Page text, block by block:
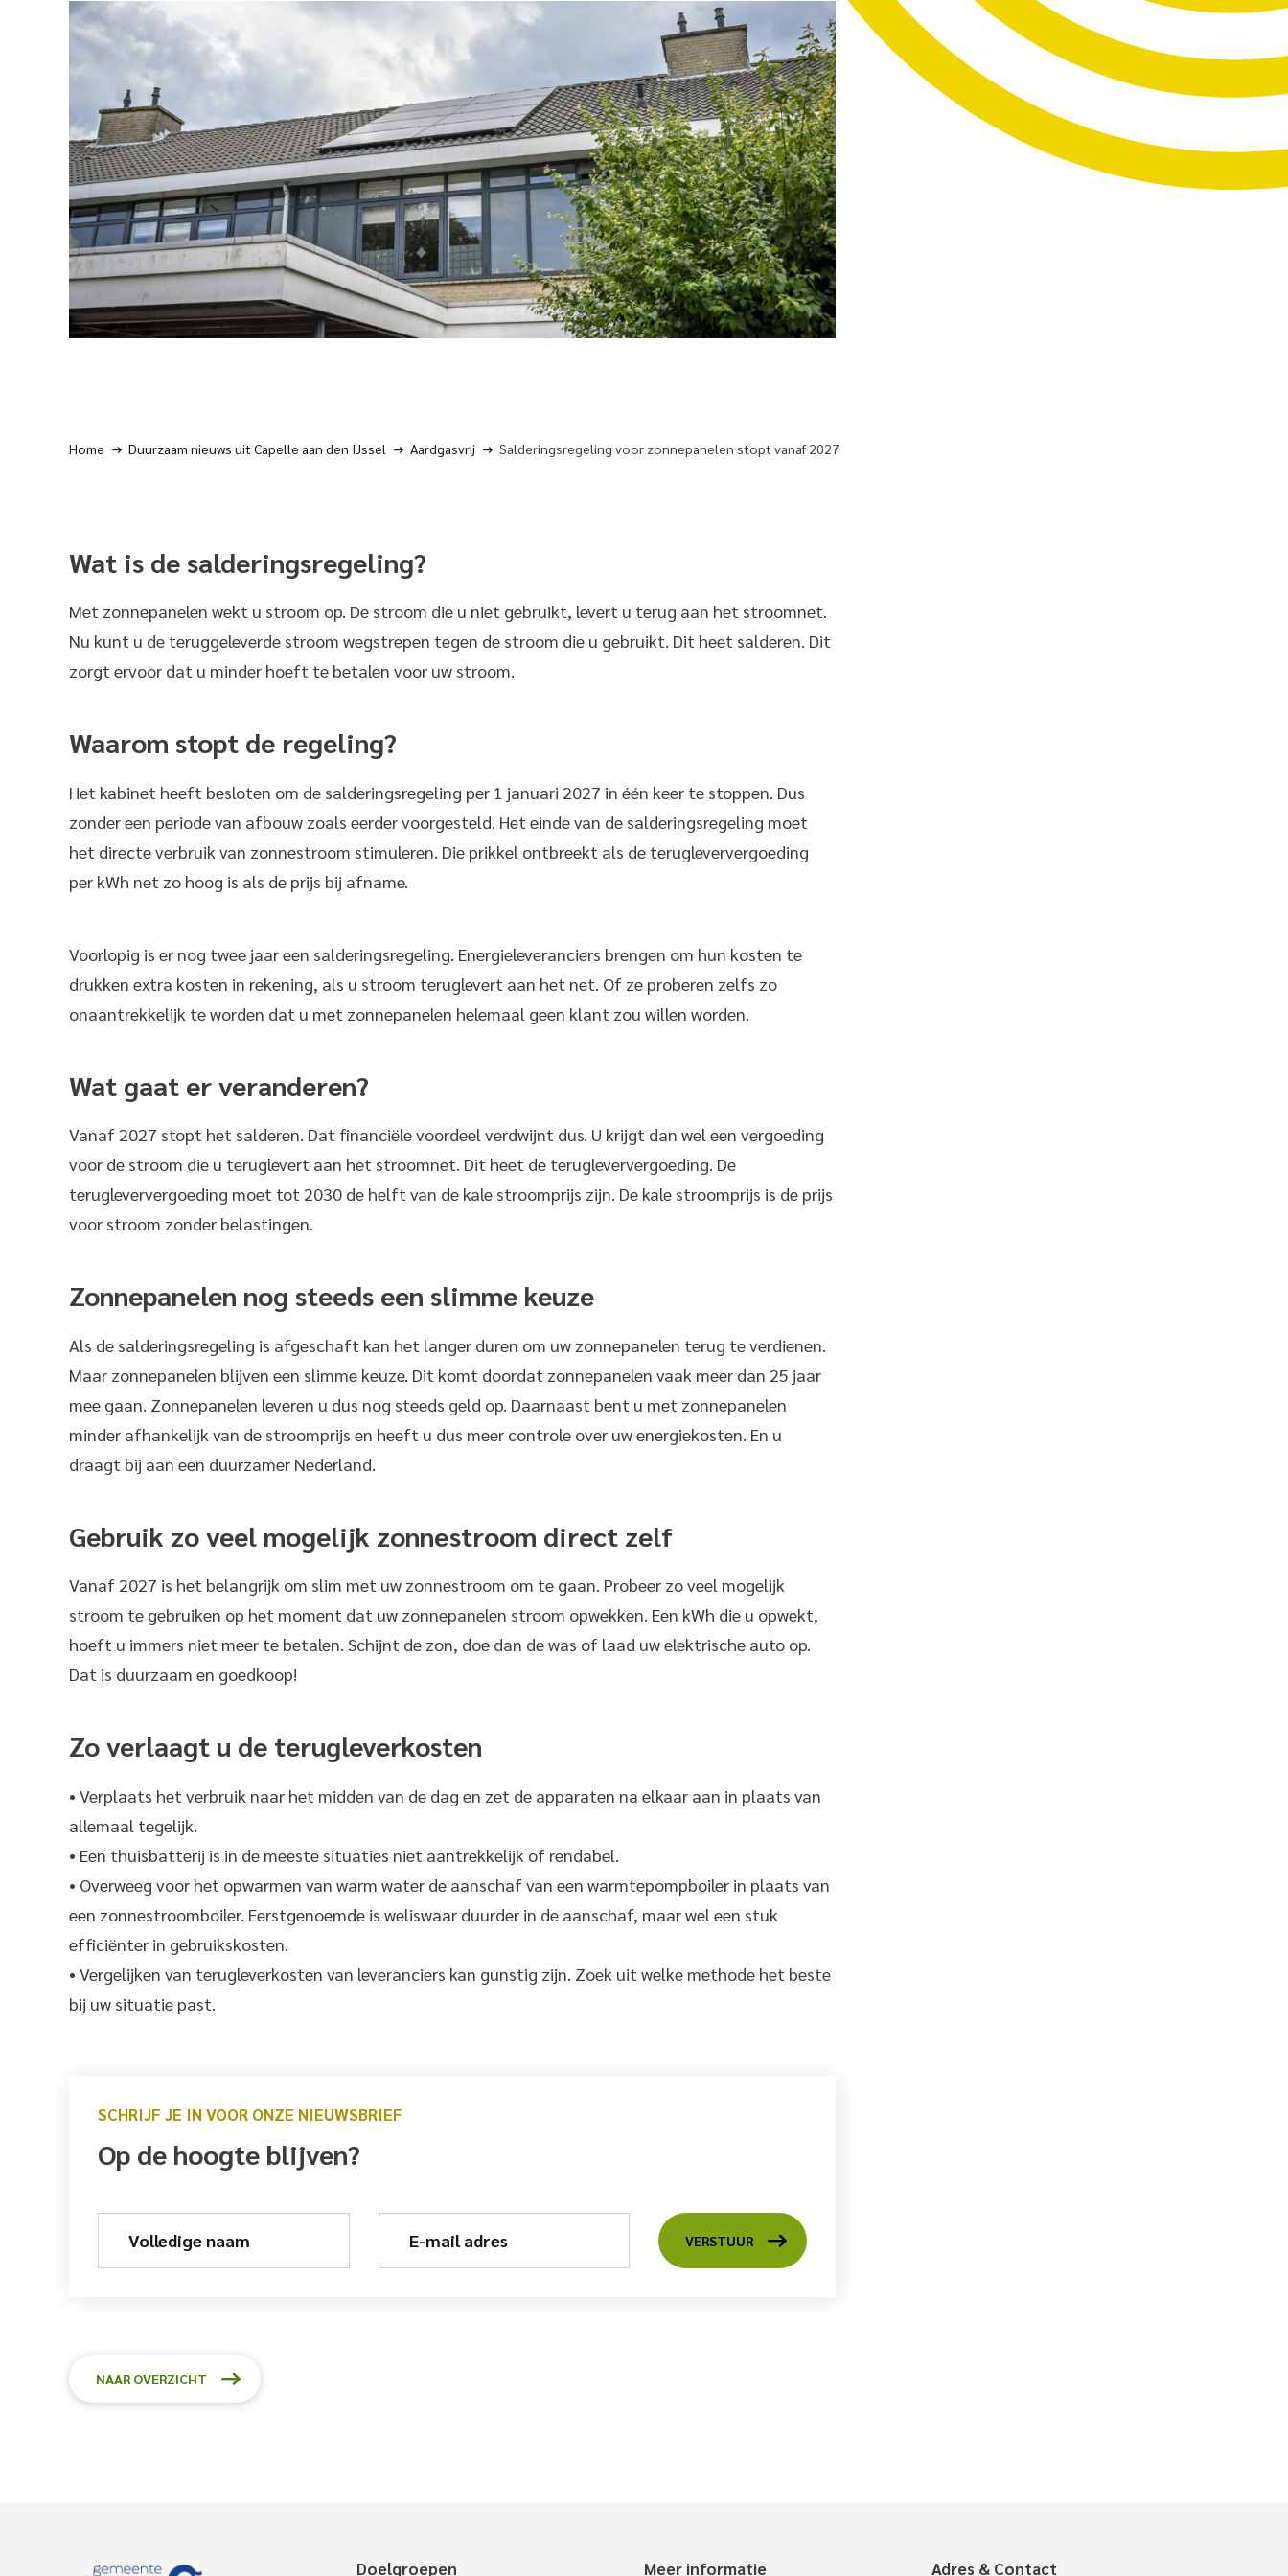
Home Duurzaam nieuws uit Capelle aan den IJssel Aardgasvrij Salderingsregeling voor zonnepanelen stopt vanaf 2027
Wat is de salderingsregeling?
Met zonnepanelen wekt u stroom op. De stroom die u niet gebruikt, levert u terug aan het stroomnet.
Nu kunt u de teruggeleverde stroom wegstrepen tegen de stroom die u gebruikt. Dit heet salderen. Dit
zorgt ervoor dat u minder hoeft te betalen voor uw stroom.
Waarom stopt de regeling?
Het kabinet heeft besloten om de salderingsregeling per 1 januari 2027 in één keer te stoppen. Dus
zonder een periode van afbouw zoals eerder voorgesteld. Het einde van de salderingsregeling moet
het directe verbruik van zonnestroom stimuleren. Die prikkel ontbreekt als de terugleververgoeding
per kWh net zo hoog is als de prijs bij afname.
Voorlopig is er nog twee jaar een salderingsregeling. Energieleveranciers brengen om hun kosten te
drukken extra kosten in rekening, als u stroom teruglevert aan het net. Of ze proberen zelfs zo
onaantrekkelijk te worden dat u met zonnepanelen helemaal geen klant zou willen worden.
Wat gaat er veranderen?
Vanaf 2027 stopt het salderen. Dat financiële voordeel verdwijnt dus. U krijgt dan wel een vergoeding
voor de stroom die u teruglevert aan het stroomnet. Dit heet de terugleververgoeding. De
terugleververgoeding moet tot 2030 de helft van de kale stroomprijs zijn. De kale stroomprijs is de prijs
voor stroom zonder belastingen.
Zonnepanelen nog steeds een slimme keuze
Als de salderingsregeling is afgeschaft kan het langer duren om uw zonnepanelen terug te verdienen.
Maar zonnepanelen blijven een slimme keuze. Dit komt doordat zonnepanelen vaak meer dan 25 jaar
mee gaan. Zonnepanelen leveren u dus nog steeds geld op. Daarnaast bent u met zonnepanelen
minder afhankelijk van de stroomprijs en heeft u dus meer controle over uw energiekosten. En u
draagt bij aan een duurzamer Nederland.
Gebruik zo veel mogelijk zonnestroom direct zelf
Vanaf 2027 is het belangrijk om slim met uw zonnestroom om te gaan. Probeer zo veel mogelijk
stroom te gebruiken op het moment dat uw zonnepanelen stroom opwekken. Een kWh die u opwekt,
hoeft u immers niet meer te betalen. Schijnt de zon, doe dan de was of laad uw elektrische auto op.
Dat is duurzaam en goedkoop!
Zo verlaagt u de terugleverkosten
• Verplaats het verbruik naar het midden van de dag en zet de apparaten na elkaar aan in plaats van
allemaal tegelijk.
• Een thuisbatterij is in de meeste situaties niet aantrekkelijk of rendabel.
• Overweeg voor het opwarmen van warm water de aanschaf van een warmtepompboiler in plaats van
een zonnestroomboiler. Eerstgenoemde is weliswaar duurder in de aanschaf, maar wel een stuk
efficiënter in gebruikskosten.
• Vergelijken van terugleverkosten van leveranciers kan gunstig zijn. Zoek uit welke methode het beste
bij uw situatie past.
SCHRIJF JE IN VOOR ONZE NIEUWSBRIEF
Op de hoogte blijven?
Volledige naam E-mail adres VERSTUUR
NAAR OVERZICHT
Doelgroepen Meer informatie Adres & Contact